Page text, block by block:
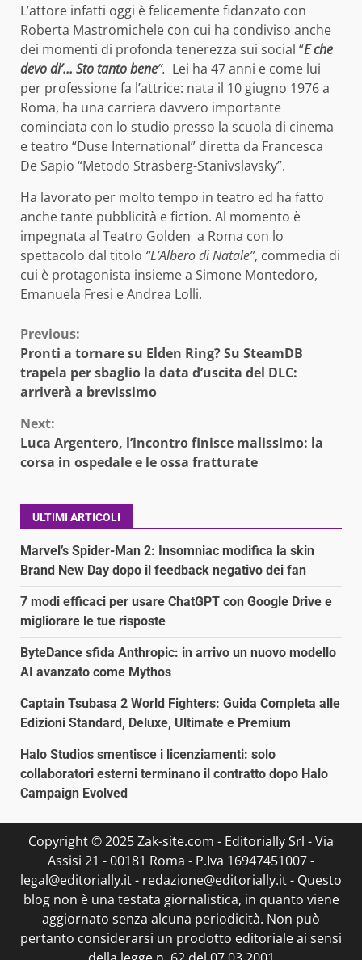
L’attore infatti oggi è felicemente fidanzato con
Roberta Mastromichele con cui ha condiviso anche
dei momenti di profonda tenerezza sui social “E che
devo di’… Sto tanto bene”. Lei ha 47 anni e come lui
per professione fa l’attrice: nata il 10 giugno 1976 a
Roma, ha una carriera davvero importante
cominciata con lo studio presso la scuola di cinema
e teatro “Duse International” diretta da Francesca
De Sapio “Metodo Strasberg-Stanivslavsky”.
Ha lavorato per molto tempo in teatro ed ha fatto
anche tante pubblicità e fiction. Al momento è
impegnata al Teatro Golden a Roma con lo
spettacolo dal titolo “L’Albero di Natale”, commedia di
cui è protagonista insieme a Simone Montedoro,
Emanuela Fresi e Andrea Lolli.
Continue
Reading
Previous:
Pronti a tornare su Elden Ring? Su SteamDB
trapela per sbaglio la data d’uscita del DLC:
arriverà a brevissimo
Next:
Luca Argentero, l’incontro finisce malissimo: la
corsa in ospedale e le ossa fratturate
ULTIMI ARTICOLI
Marvel’s Spider-Man 2: Insomniac modifica la skin
Brand New Day dopo il feedback negativo dei fan
7 modi efficaci per usare ChatGPT con Google Drive e
migliorare le tue risposte
ByteDance sfida Anthropic: in arrivo un nuovo modello
AI avanzato come Mythos
Captain Tsubasa 2 World Fighters: Guida Completa alle
Edizioni Standard, Deluxe, Ultimate e Premium
Halo Studios smentisce i licenziamenti: solo
collaboratori esterni terminano il contratto dopo Halo
Campaign Evolved
Copyright © 2025 Zak-site.com - Editorially Srl - Via
Assisi 21 - 00181 Roma - P.Iva 16947451007 -
legal@editorially.it - redazione@editorially.it - Questo
blog non è una testata giornalistica, in quanto viene
aggiornato senza alcuna periodicità. Non può
pertanto considerarsi un prodotto editoriale ai sensi